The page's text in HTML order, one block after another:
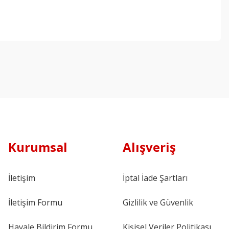
Kurumsal
İletişim
İletişim Formu
Alışveriş
İptal İade Şartları
Gizlilik ve Güvenlik